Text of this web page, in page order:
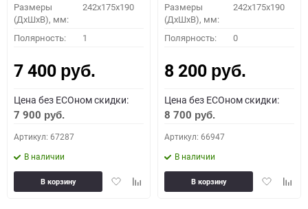
Размеры
(ДхШхВ), мм:
242x175x190
Полярность: 1
7 400 руб.
Цена без ECOном скидки:
7 900 руб.
Артикул: 67287
В наличии
ДобавитьДобавить
В корзину
Размеры
(ДхШхВ), мм:
242x175x190
Полярность: 0
8 200 руб.
Цена без ECOном скидки:
8 700 руб.
Артикул: 66947
В наличии
Добавить
В корзину